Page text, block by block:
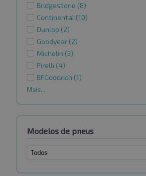
Bridgestone (8)
Continental (10)
Dunlop (2)
Goodyear (2)
Michelin (5)
Pirelli (4)
BFGoodrich (1)
Mais...
Modelos de pneus